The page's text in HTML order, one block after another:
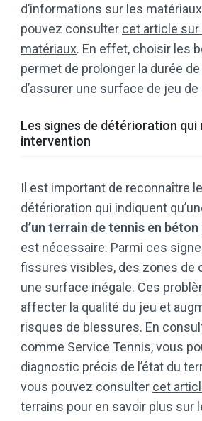
d’informations sur les
pouvez consulter cet article
matériaux. En effet, choisir les
permet de prolonger la durée
d’assurer une surface de jeu de
Les signes de détérioration qui
intervention
Il est important de reconnaître
détérioration qui indiquent
d’un terrain de tennis en
est nécessaire. Parmi ces
fissures visibles, des zones de
une surface inégale. Ces
affecter la qualité du jeu et
risques de blessures. En
comme Service Tennis, vous
diagnostic précis de l’état du
vous pouvez consulter cet
terrains pour en savoir plus sur